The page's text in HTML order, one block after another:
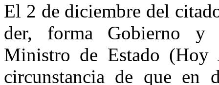
El 2 de diciembre del
der, forma Gobierno y
Ministro de Estado (Hoy
circunstancia de que en